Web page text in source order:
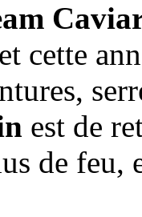
cette
est de
de feu,